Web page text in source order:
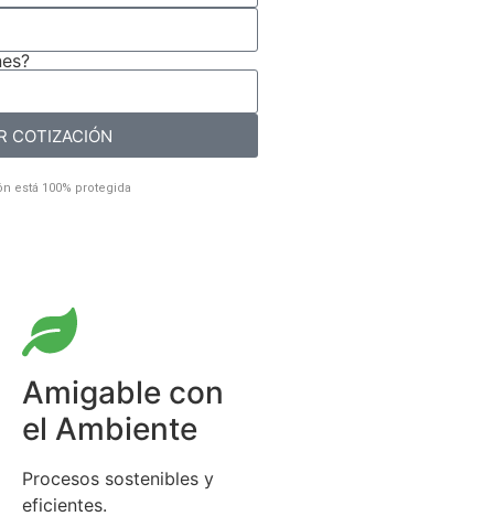
COTIZACIÓN
está 100% protegida
Amigable con
el Ambiente
Procesos sostenibles y
eficientes.